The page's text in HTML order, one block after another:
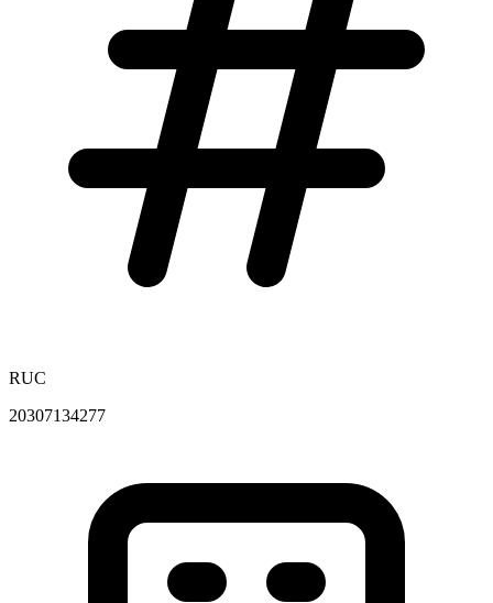
RUC
20307134277